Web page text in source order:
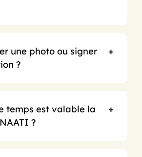
une photo ou signer
?
temps est valable la
?